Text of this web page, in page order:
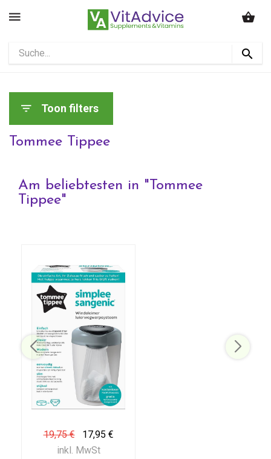
Toon filters
Tommee Tippee
Am beliebtesten in " Tommee
Tippee"
19,75 €
17,95 €
inkl. MwSt